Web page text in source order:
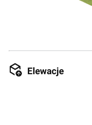
Elewacje